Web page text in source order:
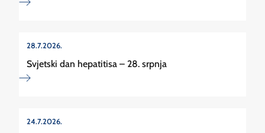
28.7.2026.
Svjetski dan hepatitisa – 28. srpnja
24.7.2026.